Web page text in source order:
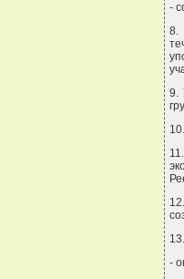
-
8.
9.
-